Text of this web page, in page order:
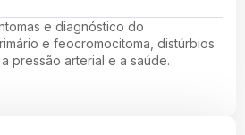
e diagnóstico do
e feocromocitoma, distúrbios
pressão arterial e a saúde.